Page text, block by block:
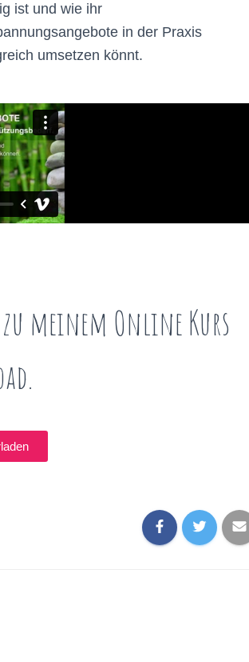
ist und wie ihr
in der Praxis
umsetzen könnt.
meinem Online Kurs